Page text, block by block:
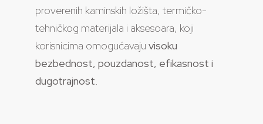
proverenih kaminskih ložišta, termičko-
tehničkog materijala i aksesoara, koji
korisnicima omogućavajuvisoku
bezbednost, pouzdanost, efikasnost i
dugotrajnost.